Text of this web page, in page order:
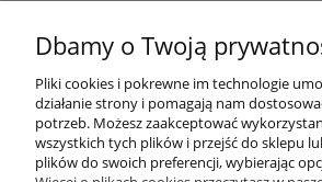
Pomoc
Moje konto
Dbamy o Twoją
Pliki cookies i pokrewne im technologie
działanie strony i pomagają nam
potrzeb. Możesz zaakceptować
wszystkich tych plików i przejść do sklepu
plików do swoich preferencji, wybierając